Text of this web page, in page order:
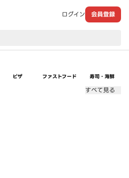
ログイン 会員登録
ピザ ファストフード 寿司・海鮮
すべて見る